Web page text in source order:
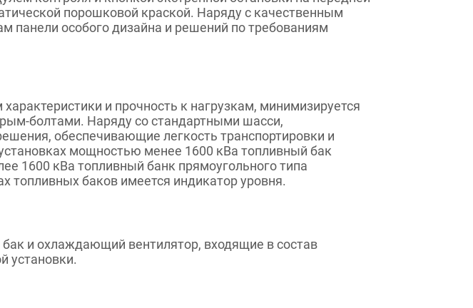
порошковой краской. Наряду с качественным
панели особого дизайна и решений по требованиям
и прочность к нагрузкам, минимизируется
болтами. Наряду со стандартными шасси,
обеспечивающие легкость транспортировки и
мощностью менее 1600 кВа топливный бак
1600 кВа топливный банк прямоугольного типа
топливных баков имеется индикатор уровня.
и охлаждающий вентилятор, входящие в состав
установки.